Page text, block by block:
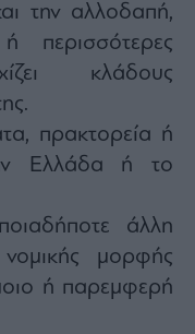
την αλλοδαπή,
κλάδους
πρακτορεία ή
Ελλάδα ή το
άλλη
νομικής μορφής
ή παρεμφερή